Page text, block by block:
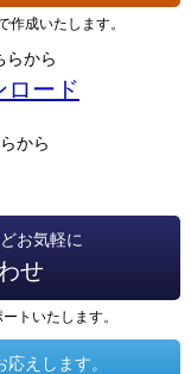
作成いたします。
らから
ロード
から
お気軽に
せ
トいたします。
えします。